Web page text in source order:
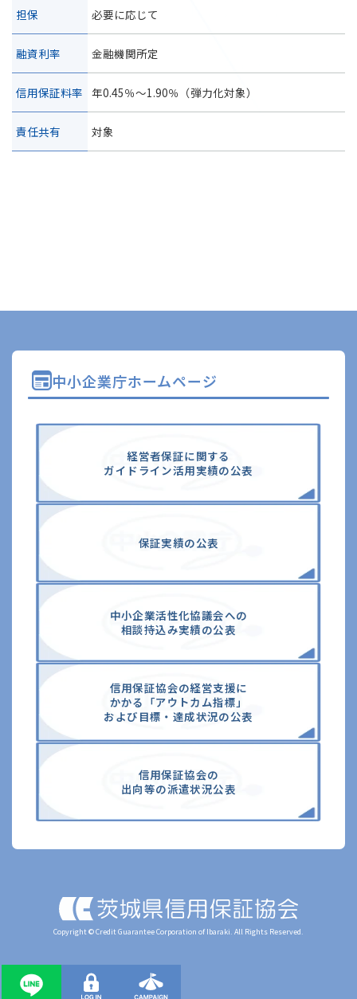
担保 必要に応じて
融資利率 金融機関所定
信用保証料率 年0.45％～1.90％（弾力化対象）
責任共有 対象
中小企業庁ホームページ
経営者保証に関する
ガイドライン活⽤実績の公表
保証実績の公表
中⼩企業活性化協議会への
相談持込み実績の公表
信⽤保証協会の経営⽀援に
かかる「アウトカム指標」
および⽬標・達成状況の公表
信用保証協会の
出向等の派遣状況公表
Copyright © Credit Guarantee Corporation of Ibaraki. All Rights Reserved.